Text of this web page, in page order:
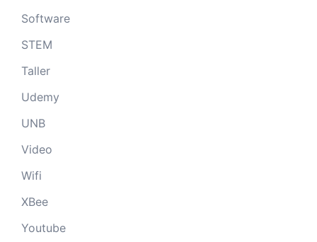
Software
STEM
Taller
Udemy
UNB
Video
Wifi
XBee
Youtube